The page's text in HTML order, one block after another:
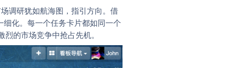
调研犹如航海图，指引方向。借
化。每一个任务卡片都如同一个
的市场竞争中抢占先机。